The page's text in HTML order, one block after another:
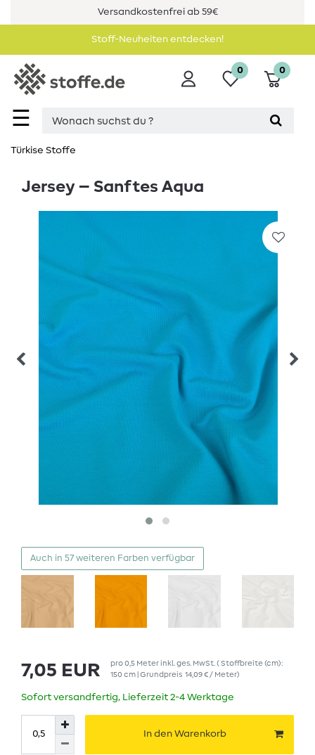
Versandkostenfrei ab 59€
Stoff-Neuheiten entdecken!
☰
0 0
Türkise Stoffe
Jersey – Sanftes Aqua
Auch in 57 weiteren Farben verfügbar
7,05 EUR pro0,5 Meterinkl. ges. MwSt. ( Stoffbreite (cm):
150 cm | Grundpreis 14,09 € / Meter)
Sofort versandfertig, Lieferzeit 2-4 Werktage
In den Warenkorb